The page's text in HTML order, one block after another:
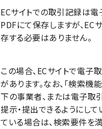
ECサイトでの取引記録は
PDFにて保存しますが、
存する必要はありません。
この場合、ECサイトで電子
があります。なお、「検索
下の事業者、または電子取
提示・提出できるようにし
ている場合は、検索要件を